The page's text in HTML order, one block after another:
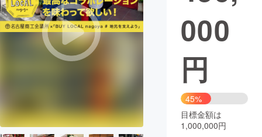
映像・映画
ビジネス・起業
CAMPFIRE for Social Good CAMPFIRE Creation
CAMPFIREふるさと納税machi-ya コミュニティ
000
円
45%
目標金額は
1,000,000円